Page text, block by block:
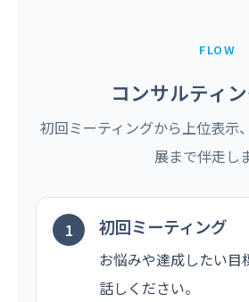
FLOW
コンサルティ
初回ミーティングから上位表示
展まで伴走し
初回ミーティング
お悩みや達成したい目
話しください。